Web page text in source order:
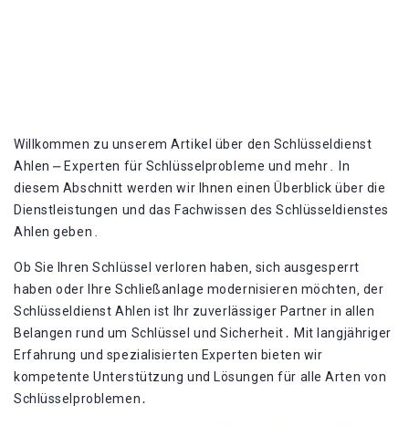
Willkommen zu unserem Artikel über den Schlüsseldienst
Ahlen ⎼ Experten für Schlüsselprobleme und mehr․ In
diesem Abschnitt werden wir Ihnen einen Überblick über die
Dienstleistungen und das Fachwissen des Schlüsseldienstes
Ahlen geben․
Ob Sie Ihren Schlüssel verloren haben‚ sich ausgesperrt
haben oder Ihre Schließanlage modernisieren möchten‚ der
Schlüsseldienst Ahlen ist Ihr zuverlässiger Partner in allen
Belangen rund um Schlüssel und Sicherheit․ Mit langjähriger
Erfahrung und spezialisierten Experten bieten wir
kompetente Unterstützung und Lösungen für alle Arten von
Schlüsselproblemen․